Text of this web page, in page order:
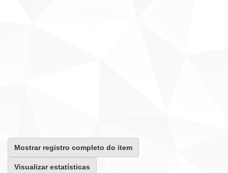
Mostrar registro completo do item
Visualizar estatísticas